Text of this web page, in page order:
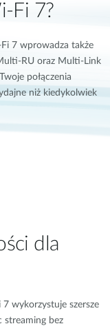
Fi 7?
7 wprowadza także
RU oraz Multi-Link
połączenia
niż kiedykolwiek
dla
wykorzystuje szersze
streaming bez